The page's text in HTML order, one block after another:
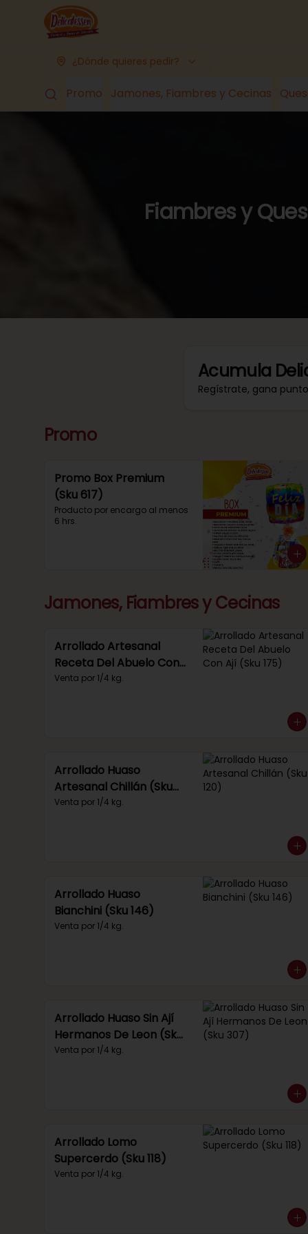
¿Dónde quieres pedir?
Promo Jamones, Fiambres y Cecinas
Fiambres y
Acumula
Regístrate, gana
Promo
Promo Box Premium
(Sku 617)
Producto por encargo al menos
6 hrs.
Jamones, Fiambres y Cecinas
Arrollado Artesanal
Receta Del Abuelo Con
Ají (Sku 175)
Venta por 1/4 kg.
Arrollado Huaso
Artesanal Chillán (Sku
120)
Venta por 1/4 kg.
Arrollado Huaso
Bianchini (Sku 146)
Venta por 1/4 kg.
Arrollado Huaso Sin Ají
Hermanos De Leon (Sku
307)
Venta por 1/4 kg.
Arrollado Lomo
Supercerdo (Sku 118)
Venta por 1/4 kg.